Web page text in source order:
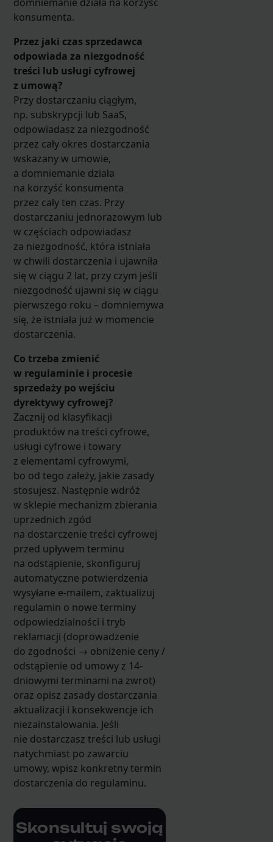
domniemanie działa na korzyść
konsumenta.
Przez jaki czas sprzedawca
odpowiada za niezgodność
treści lub usługi cyfrowej
z umową?
Przy dostarczaniu ciągłym,
np. subskrypcji lub SaaS,
odpowiadasz za niezgodność
przez cały okres dostarczania
wskazany w umowie,
a domniemanie działa
na korzyść konsumenta
przez cały ten czas. Przy
dostarczaniu jednorazowym lub
w częściach odpowiadasz
za niezgodność, która istniała
w chwili dostarczenia i ujawniła
się w ciągu 2 lat, przy czym jeśli
niezgodność ujawni się w ciągu
pierwszego roku – domniemywa
się, że istniała już w momencie
dostarczenia.
Co trzeba zmienić
w regulaminie i procesie
sprzedaży po wejściu
dyrektywy cyfrowej?
Zacznij od klasyfikacji
produktów na treści cyfrowe,
usługi cyfrowe i towary
z elementami cyfrowymi,
bo od tego zależy, jakie zasady
stosujesz. Następnie wdróż
w sklepie mechanizm zbierania
uprzednich zgód
na dostarczenie treści cyfrowej
przed upływem terminu
na odstąpienie, skonfiguruj
automatyczne potwierdzenia
wysyłane e-mailem, zaktualizuj
regulamin o nowe terminy
odpowiedzialności i tryb
reklamacji (doprowadzenie
do zgodności → obniżenie ceny /
odstąpienie od umowy z 14-
dniowymi terminami na zwrot)
oraz opisz zasady dostarczania
aktualizacji i konsekwencje ich
niezainstalowania. Jeśli
nie dostarczasz treści lub usługi
natychmiast po zawarciu
umowy, wpisz konkretny termin
dostarczenia do regulaminu.
Skonsultuj swoją